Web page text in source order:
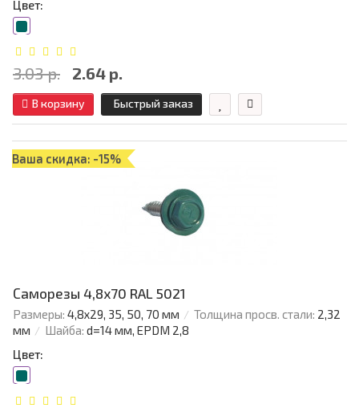
Цвет:
3.03 р. 2.64 р.
В корзину Быстрый заказ
Ваша скидка: -15%
Саморезы 4,8х70 RAL 5021
Размеры: 4,8х29, 35, 50, 70 мм Толщина просв. стали: 2,32
мм
Шайба: d=14 мм, EPDM 2,8
Цвет: